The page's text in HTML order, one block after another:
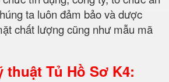
ta luôn đảm bảo và dược
chất lượng cũng như mẫu mã
thuật Tủ Hồ Sơ K4: